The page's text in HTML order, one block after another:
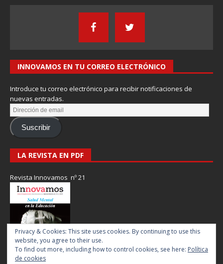
INNOVAMOS EN TU CORREO ELECTRÓNICO
Introduce tu correo electrónico para recibir notificaciones de
nuevas entradas.
Suscribir
LA REVISTA EN PDF
Revista Innovamos nº 21
Privacy & Cookies: This site uses cookies. By continuing to use this
website, you agree to their use.
To find out more, including how to control cookies, see here: Política
de cookies